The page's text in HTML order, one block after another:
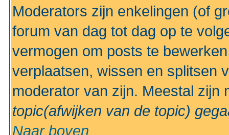
Moderators zijn enkelingen (of
forum van dag tot dag op te
vermogen om posts te
verplaatsen, wissen en splitsen
moderator van zijn. Meestal
topic(afwijken van de topic)
Naar boven